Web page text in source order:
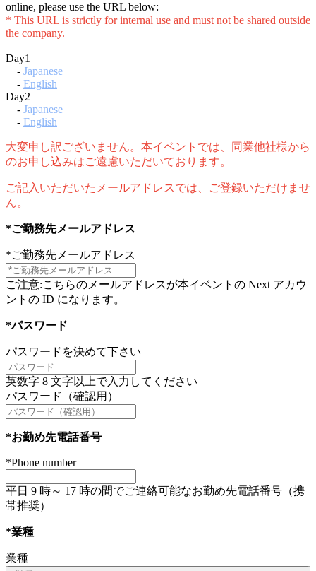
online, please use the URL below:
* This URL is strictly for internal use and must not be shared outside
the company.
Day1
- Japanese
- English
Day2
- Japanese
- English
大変申し訳ございません。本イベントでは、同業他社様から
のお申し込みはご遠慮いただいております。
ご記入いただいたメールアドレスでは、ご登録いただけませ
ん。
*ご勤務先メールアドレス
*ご勤務先メールアドレス
ご注意:こちらのメールアドレスが本イベントの Next アカウ
ントの ID になります。
*パスワード
パスワードを決めて下さい
英数字 8 文字以上で入力してください
パスワード（確認用）
*お勤め先電話番号
*Phone number
平日 9 時～ 17 時の間でご連絡可能なお勤め先電話番号（携
帯推奨）
*業種
業種